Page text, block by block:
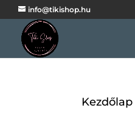
info@tikishop.hu
Kezdőlap